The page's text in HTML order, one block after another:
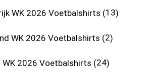
WK 2026 Voetbalshirts 13
WK 2026 Voetbalshirts 2
WK 2026 Voetbalshirts 24